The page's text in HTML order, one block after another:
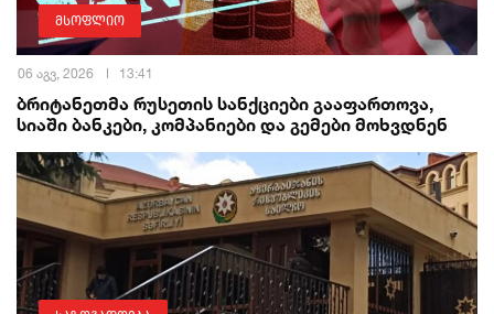
მსოფლიო
06 აგვ, 2026 13:41
ბრიტანეთმა რუსეთის სანქციები გააფართოვა,
სიაში ბანკები, კომპანიები და გემები მოხვდნენ